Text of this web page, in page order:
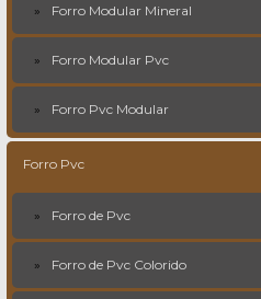
Forro Modular Mineral
Forro Modular Pvc
Forro Pvc Modular
Forro Pvc
Forro de Pvc
Forro de Pvc Colorido